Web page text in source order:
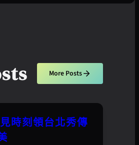
More Posts
時刻領台北秀傳